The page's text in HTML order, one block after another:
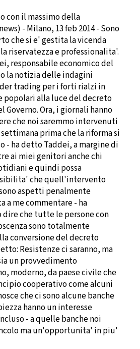
con il massimo della
- Milano, 13 feb 2014 - Sono
che si e' gestita la vicenda
riservatezza e professionalita'.
responsabile economico del
la notizia delle indagini
trading per i forti rialzi in
popolari alla luce del decreto
Governo. Ora, i giornali hanno
che noi saremmo intervenuti
prima che la riforma si
- ha detto Taddei, a margine di
ai miei genitori anche chi
e quindi possa
che quell'intervento
aspetti penalmente
a me commentare - ha
dire che tutte le persone con
sono totalmente
conversione del decreto
Resistenze ci saranno, ma
un provvedimento
moderno, da paese civile che
cooperativo come alcuni
che ci sono alcune banche
hanno un interesse
- a quelle banche noi
ma un'opportunita' in piu'